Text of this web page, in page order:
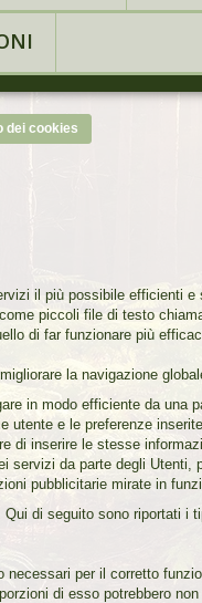
dei cookies
il più possibile efficienti
piccoli file di testo
di far funzionare più
la navigazione
in modo efficiente da una
utente e le preferenze inserite.
di inserire le stesse
servizi da parte degli
pubblicitarie mirate in
di seguito sono riportati i
necessari per il corretto
di esso potrebbero